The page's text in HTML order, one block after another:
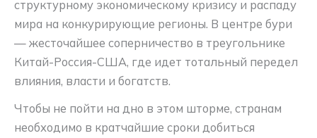
структурному экономическому кризису и распаду
мира на конкурирующие регионы. В центре бури
— жесточайшее соперничество в треугольнике
Китай-Россия-США, где идет тотальный передел
влияния, власти и богатств.
Чтобы не пойти на дно в этом шторме, странам
необходимо в кратчайшие сроки добиться